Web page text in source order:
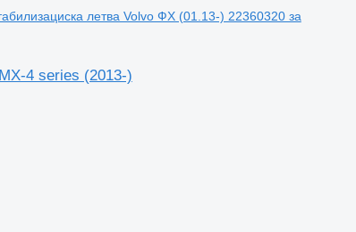
летва Volvo ФХ (01.13-) 22360320 за
4 series (2013-)